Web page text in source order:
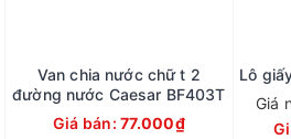
Van chia nước chữ t 2
đường nước Caesar BF403T
Giá bán:77.000₫
Lô
Giá